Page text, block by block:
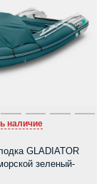
наличие
GLADIATOR
зеленый-